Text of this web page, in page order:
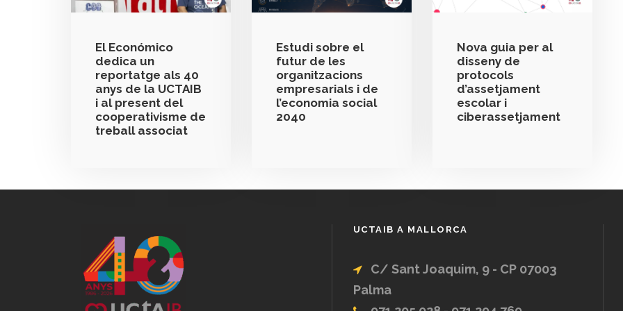
El Económico
dedica un
reportatge als 40
anys de la UCTAIB
i al present del
cooperativisme de
treball associat
Estudi sobre el
futur de les
organitzacions
empresarials i de
l’economia social
2040
Nova guia per al
disseny de
protocols
d’assetjament
escolar i
ciberassetjament
UCTAIB A MALLORCA
C/ Sant Joaquim, 9 - CP 07003
Palma